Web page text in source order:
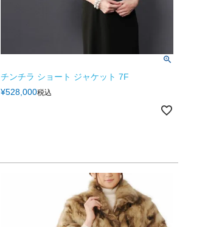
チンチラ ショート ジャケット 7F
¥528,000税込